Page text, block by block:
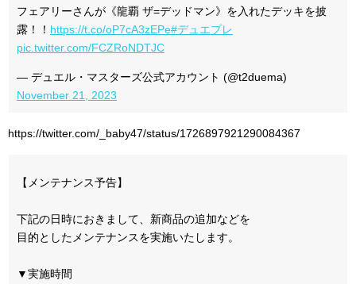
フェアリーさんが《龍覇 ザ=デッドマン》を入れたデッキを披
露！！ https://t.co/oP7cA3zEPe#デュエプレ
pic.twitter.com/FCZRoNDTJC
— デュエル・マスターズ公式アカウント (@t2duema)
November 21, 2023
https://twitter.com/_baby47/status/1726897921290084367
【メンテナンス予告】
下記の日時におきまして、新商品の追加などを
目的としたメンテナンスを実施いたします。
▼実施時間